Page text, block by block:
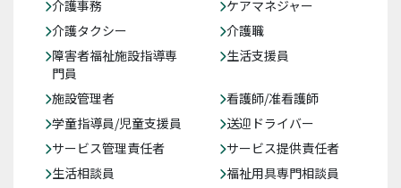
介護事務
ケアマネジャー
介護タクシー
介護職
障害者福祉施設指導専
門員
生活支援員
施設管理者
看護師/准看護師
学童指導員/児童支援員
送迎ドライバー
サービス管理責任者
サービス提供責任者
生活相談員
福祉用具専門相談員